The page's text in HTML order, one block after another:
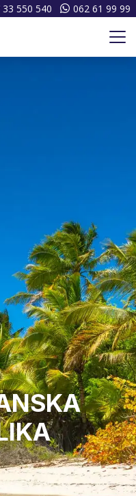
33 550 540 062 61 99 99